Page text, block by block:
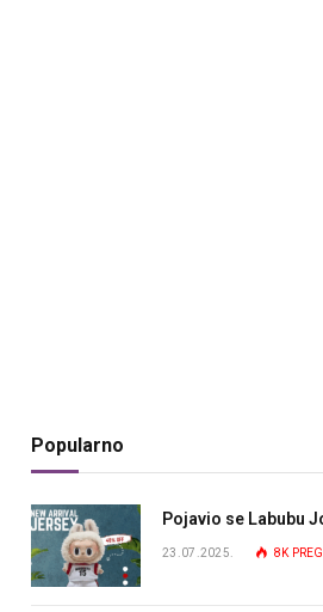
Popularno
Pojavio se Labubu
23.07.2025. 8K